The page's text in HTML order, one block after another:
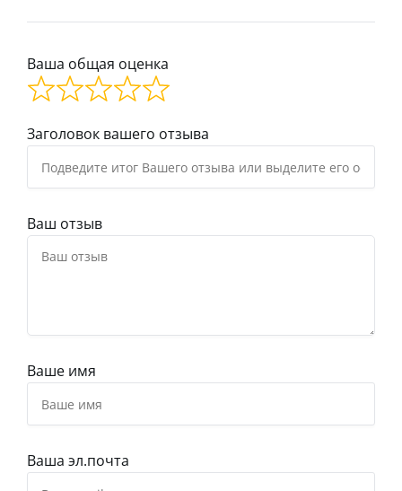
Ваша общая оценка
Заголовок вашего отзыва
Ваш отзыв
Ваше имя
Ваша эл.почта